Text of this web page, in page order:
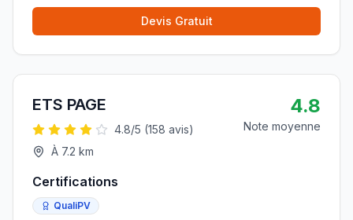
Devis Gratuit
ETS PAGE
4.8/5 (158 avis)
À 7.2 km
4.8
Note moyenne
Certifications
QualiPV